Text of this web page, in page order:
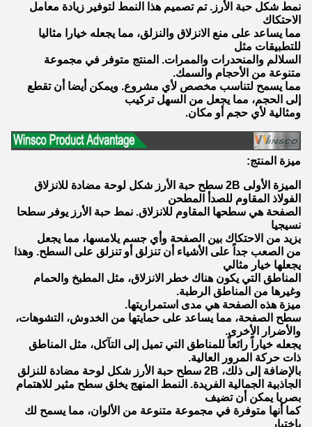
نمط شكل حبة الأرز. تم تصميم هذا النمط لتوفير زيادة معامل
الاحتكاك
مما يساعد على منع الانزلاق والنزلق، مما يجعله خيارا مثاليا
للتطبيقات مثل
السلالم والمنحدرات والممرات. المنتج متوفر في مجموعة
متنوعة من الأحجام والسمك.
مما يسمح لتناسب مخصص لأي مشروع. ويمكن أيضا أن تقطع
إلى الحجم، مما يجعل من السهل تركيب
ومثالية لأي حجم أو مكان.
ميزة المنتج:
الميزة الأولى 2B سطح حبة الأرز شكل لوحة مضادة للانزلاق
الفولاذ المقاوم للصدأ المطحن
الصفحة هي سطحها المقاوم للانزلاق. نمط حبة الأرز يوفر سطحا
نسيجيا
يزيد من الاحتكاك بين الصفحة وأي جسم يلامسها، مما يجعل
من الصعب جداً على الأشياء أن تنزلق أو تنزلق على السطح. وهذا
يجعلها خيار مثالي
المناطق التي يكون هناك خطر الانزلاق، مثل المطبخ والحمام
وغيرها من المناطق الرطبة.
ميزة هذه الصفحة هي مدى استمراريتها.
سطح الصفحة، مما يساعد على حمايتها من الخدوش، التشوهات،
والأضرار الأخرى.
يجعله خياراً رائعاً للمناطق التي تميل إلى التآكل، مثل المناطق
ذات حركة المرور العالية.
بالإضافة إلى ذلك، 2B سطح حبة الأرز شكل لوحة مضادة للنزلق
الجاذبية الجمالية الفريدة. النمط المنهج يخلق سطح مثير للاهتمام
بصريا يمكن أن تضيف
كما أنها متوفرة في مجموعة متنوعة من الألوان، مما يسمح لك
باختيار